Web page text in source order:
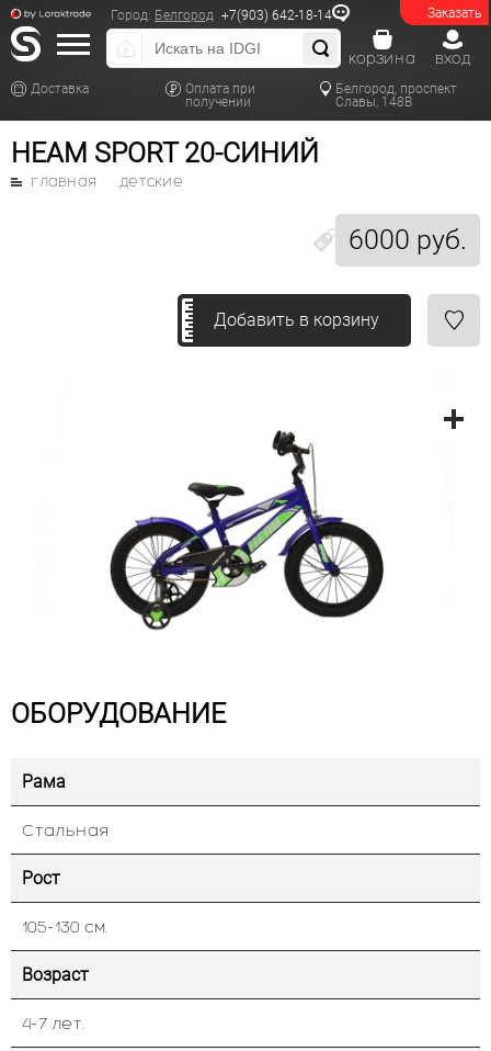
Заказать
Город: Белгород +7(903) 642-18-14
Доставка
Оплата при
получении
Белгород, проспект
Славы, 148В
вход
корзина
HEAM SPORT 20-СИНИЙ
6000 руб.
главная детские
Добавить в корзину
ОБОРУДОВАНИЕ
Рама
Стальная
Рост
105-130 см.
Возраст
4-7 лет.